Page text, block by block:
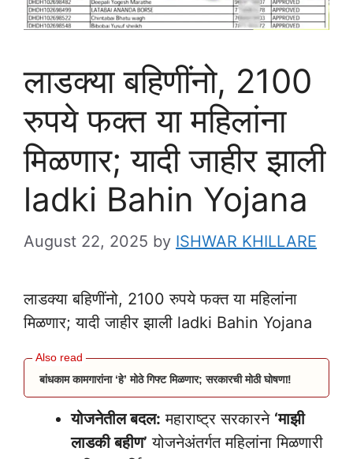
लाडक्या बहिणींनो, 2100
रुपये फक्त या महिलांना
मिळणार; यादी जाहीर झाली
ladki Bahin Yojana
August 22, 2025 by ISHWAR KHILLARE
लाडक्या बहिणींनो, 2100 रुपये फक्त या महिलांना
मिळणार; यादी जाहीर झाली ladki Bahin Yojana
बांधकाम कामगारांना ‘हे’ मोठे गिफ्ट मिळणार; सरकारची मोठी घोषणा!
योजनेतील बदल: महाराष्ट्र सरकारने ‘माझी
लाडकी बहीण’ योजनेअंतर्गत महिलांना मिळणारी